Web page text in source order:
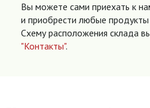
Вы можете сами приехать к
и приобрести любые продукты
Схему расположения склада
"Контакты".